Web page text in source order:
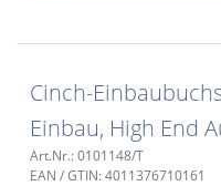
Cinch-
Einbau, High End
Art.Nr.: 0101148/T
EAN / GTIN: 4011376710161